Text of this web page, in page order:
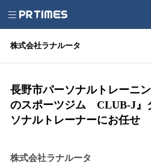
株式会社ラナルータ
長野市パーソナルトレーニ
のスポーツジム CLUB-J』
ソナルトレーナーにお任せ
株式会社ラナルータ